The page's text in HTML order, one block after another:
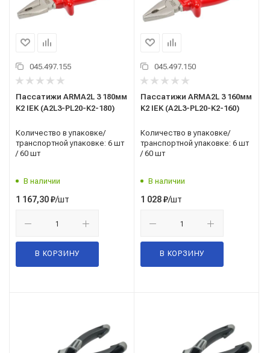
045.497.155
Пассатижи ARMA2L 3 180мм
K2 IEK (A2L3-PL20-K2-180)
Количество в упаковке/
транспортной упаковке: 6 шт
/ 60 шт
В наличии
1 167,30₽/шт
В КОРЗИНУ
045.497.150
Пассатижи ARMA2L 3 160мм
K2 IEK (A2L3-PL20-K2-160)
Количество в упаковке/
транспортной упаковке: 6 шт
/ 60 шт
В наличии
1 028₽/шт
В КОРЗИНУ